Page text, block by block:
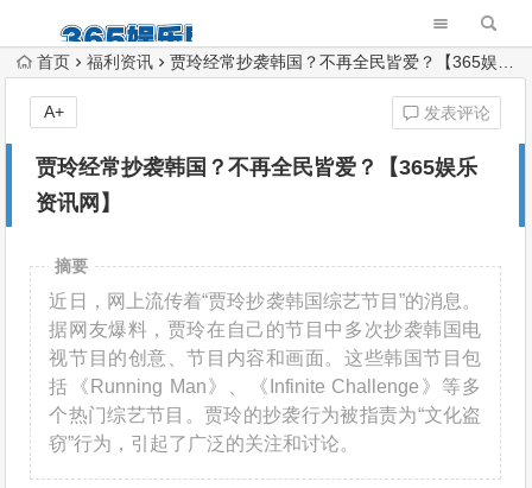
首页 福利资讯 贾玲经常抄袭韩国？不再全民皆爱？【365娱乐资讯网】
贾玲经常抄袭韩国？不再全民皆爱？【365娱乐
资讯网】
发表评论
A+
摘要
近日，网上流传着“贾玲抄袭韩国综艺节目”的消息。
据网友爆料，贾玲在自己的节目中多次抄袭韩国电
视节目的创意、节目内容和画面。这些韩国节目包
括《Running Man》、《Infinite Challenge》等多
个热门综艺节目。贾玲的抄袭行为被指责为“文化盗
窃”行为，引起了广泛的关注和讨论。